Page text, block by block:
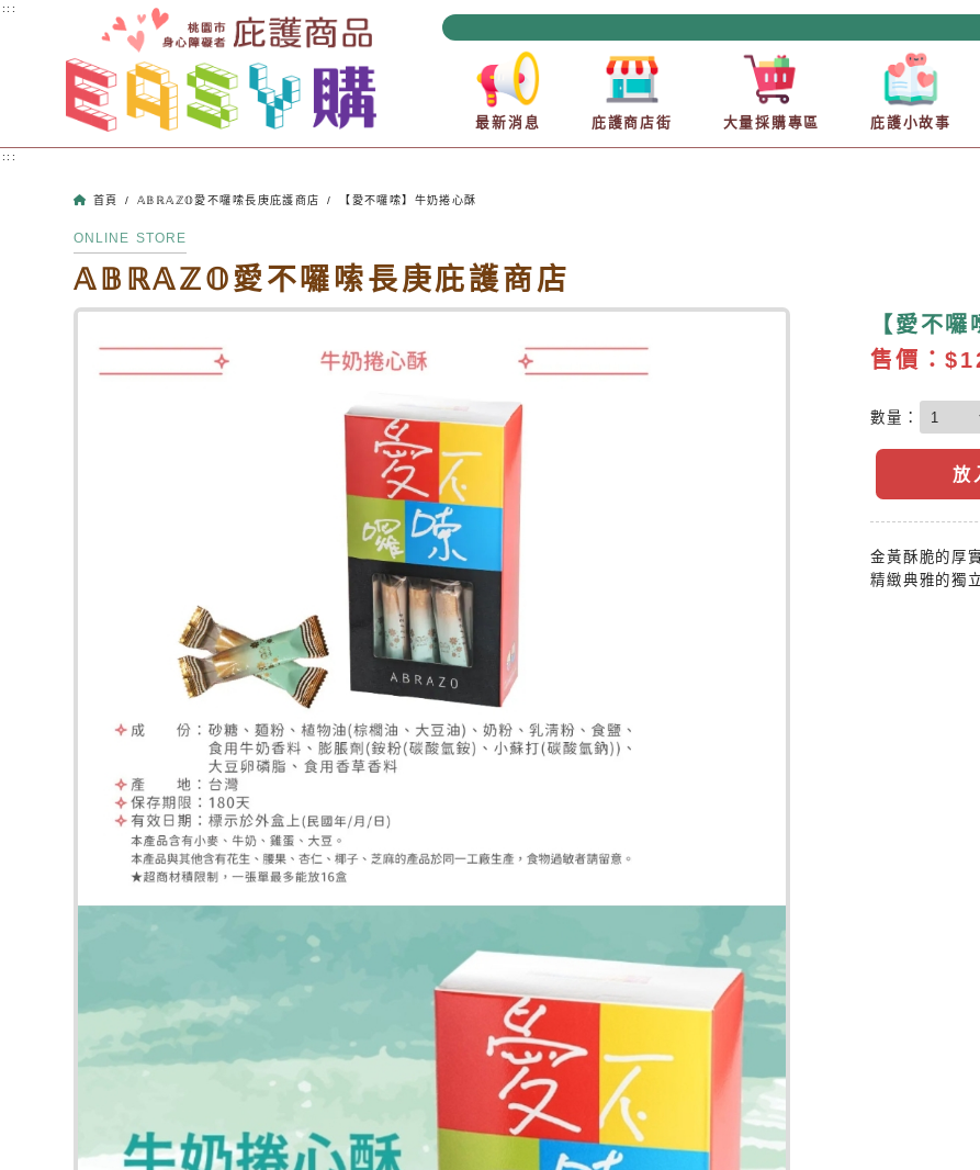
跳到主要內容
:::
最新消息 庇護商店街 大量採購專區 庇護小故事
:::
首頁 / 𝔸𝔹ℝ𝔸ℤ𝕆愛不囉嗦長庚庇護商店 / 【愛不囉嗦】牛奶捲心酥
ONLINE STORE
𝔸𝔹ℝ𝔸ℤ𝕆愛不囉嗦長庚庇護商店
【愛不
售價：
數量：
放
金黃酥脆的厚
精緻典雅的獨